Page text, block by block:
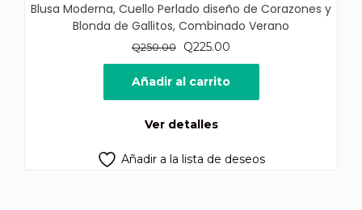
Blusa Moderna, Cuello Perlado diseño de Corazones y
Blonda de Gallitos, Combinado Verano
Q250.00
El
precio
original
era:
Q225.00
precio
actual
es:
Añadir al carrito
Ver detalles
Añadir a la lista de deseos